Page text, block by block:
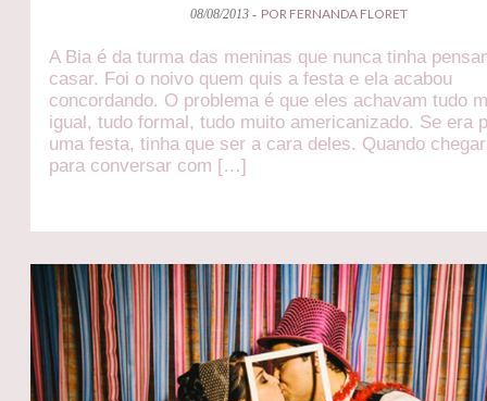
08/08/2013 - POR FERNANDA FLORET
A Bia é da turma das meninas que nunca tinha
casar. Foi o noivo quem quis a festa e ela acabou
concordando. O problema é que eles achavam tudo
igual, tudo formal, tudo muito americanizado. Se era
uma festa, tinha que ser a cara deles. Quando
para conversar com […]